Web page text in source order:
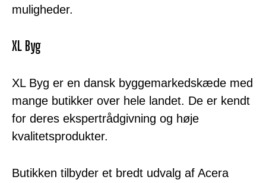
muligheder.
XL Byg
XL Byg er en dansk byggemarkedskæde med
mange butikker over hele landet. De er kendt
for deres ekspertrådgivning og høje
kvalitetsprodukter.
Butikken tilbyder et bredt udvalg af Acera